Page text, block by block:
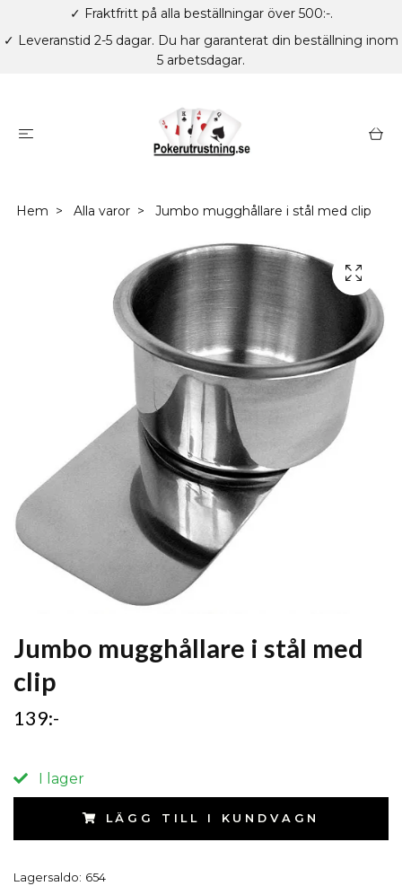
✓ Fraktfritt på alla beställningar över 500:-.
✓ Leveranstid 2-5 dagar. Du har garanterat din beställning inom
5 arbetsdagar.
Hem Alla varor Jumbo mugghållare i stål med clip
Jumbo mugghållare i stål med
clip
139:-
I lager
LÄGG TILL I KUNDVAGN
Lagersaldo: 654